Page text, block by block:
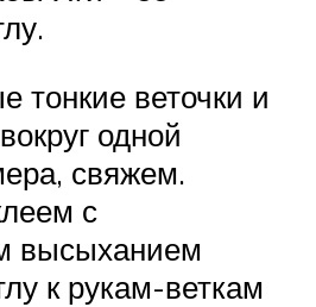
тонкие веточки и
одной
свяжем.
с
высыханием
к рукам-веткам